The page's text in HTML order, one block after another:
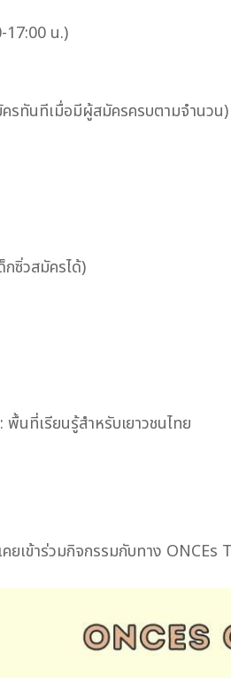
17:00 น.)
รทันทีเมื่อมีผู้สมัครครบตามจำนวน)
ซิ่วสมัครได้)
ที่เรียนรู้สำหรับเยาวชนไทย
เข้าร่วมกิจกรรมกับทาง ONCEs